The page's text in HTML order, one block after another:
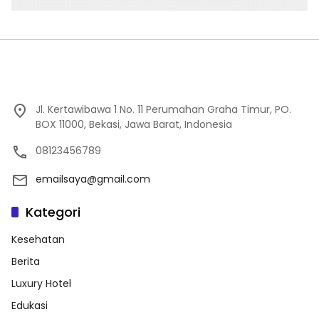
Jl. Kertawibawa 1 No. 11 Perumahan Graha Timur, PO.
BOX 11000, Bekasi, Jawa Barat, Indonesia
08123456789
emailsaya@gmail.com
Kategori
Kesehatan
Berita
Luxury Hotel
Edukasi